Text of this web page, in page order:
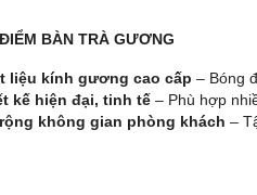
BÀN TRÀ GƯƠNG
liệu kính gương cao cấp – Bóng
kế hiện đại, tinh tế – Phù hợp
không gian phòng khách –